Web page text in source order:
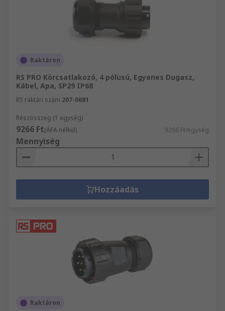
Raktáron
RS PRO Körcsatlakozó, 4 pólusú, Egyenes Dugasz,
Kábel, Apa, SP29 IP68
RS raktári szám 207-0681
Részösszeg (1 egység)
9266 Ft(ÁFA nélkül) 9266 Ft/egység
Mennyiség
Hozzáadás
Raktáron